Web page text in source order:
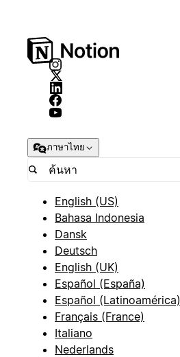
ภาษาไทย
English (US)
Bahasa Indonesia
Dansk
Deutsch
English (UK)
Español (España)
Español (Latinoamérica)
Français (France)
Italiano
Nederlands